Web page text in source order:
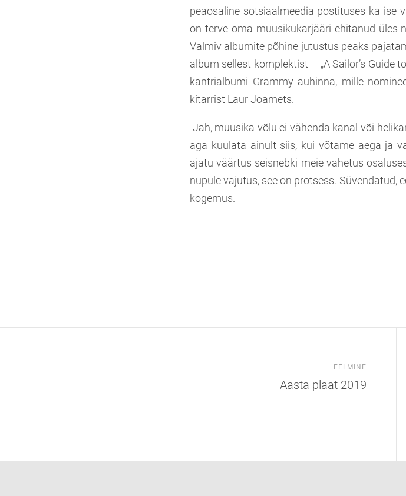
peaosaline sotsiaalmeedia postituses ka ise
on terve oma muusikukarjääri ehitanud üles
Valmiv albumite põhine jutustus peaks
album sellest komplektist – „A Sailor’s Guide
kantrialbumi Grammy auhinna, mille
kitarrist Laur Joamets.
Jah, muusika võlu ei vähenda kanal või
aga kuulata ainult siis, kui võtame aega ja
ajatu väärtus seisnebki meie vahetus
nupule vajutus, see on protsess. Süvendatud,
kogemus.
EELMINE
Aasta plaat 2019